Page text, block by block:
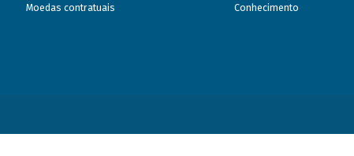
Moedas contratuais Conhecimento